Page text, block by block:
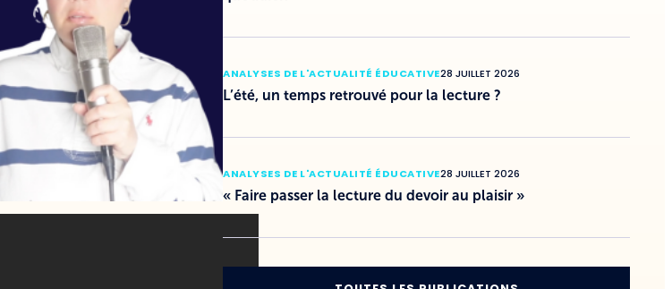
ANALYSES DE L'ACTUALITÉ ÉDUCATIVE28 JUILLET 2026
L’été, un temps retrouvé pour la lecture ?
ANALYSES DE L'ACTUALITÉ ÉDUCATIVE28 JUILLET 2026
« Faire passer la lecture du devoir au plaisir »